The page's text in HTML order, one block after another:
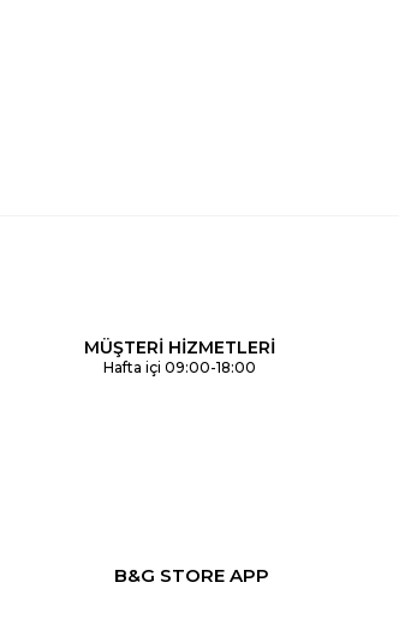
MÜŞTERİ HİZMETLERİ
Hafta içi 09:00-18:00
B&G STORE APP